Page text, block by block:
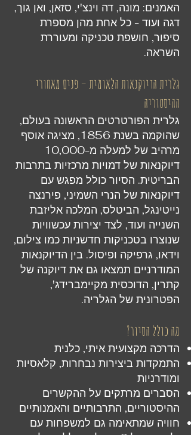
האמנים: מונה, דה וינצ'י, סזאן, ואן גוך,
דגה ועוד - כל אחת מהן מספרת
סיפור, חושפת טכניקה ומעוררת
השראה.
גלרית הדיוקנאות הלאומית – פנים מאחורי
ההיסטוריה
גלרית הפורטרטים הראשונה בעולם,
שהוקמה בשנת 1856, מציגה אוסף
מרהיב של למעלה מ-10,000
דיוקנאות של דמויות מרכזיות בתרבות
הבריטית. הסיור כולל מפגש עם
דיוקנאות של הנרי השמיני, פירנצה
נייטינגל, הביטלס, המלכה אליזבת
השנייה ועוד, לצד יצירות עכשוויות
שנוצרו בטכניקות חדשניות כמו צילום,
וידאו, גרפיקה ופיסול. בין הדיוקנאות
המודרניים תמצאו גם את דיוקנה של
קתרין, הדוכסית מקיימברידג',
הפטרונית של הגלריה.
מה כולל הסיור?
הדרכה מקצועית איתי, כלנית
התמקדות ביצירות נבחרות, קלאסיות
ומודרניות
הסברים מרתקים על ההקשרים
ההיסטוריים, התרבותיים והאמנותיים
חוויה שמתאימה גם למשפחות עם